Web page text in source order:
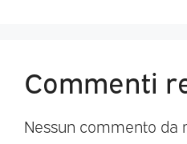
Commenti
Nessun commento da